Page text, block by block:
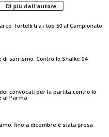
Di più dall'autore
Tortelli tra i top 50 al Campionato
sarrismo. Contro lo Shalke 04
convocati per la partita contro lo
al Parma
fino a dicembre è stata presa